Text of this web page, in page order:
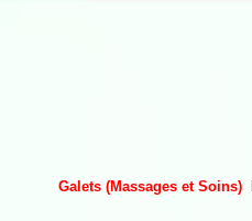
Galets (Massages et Soins)